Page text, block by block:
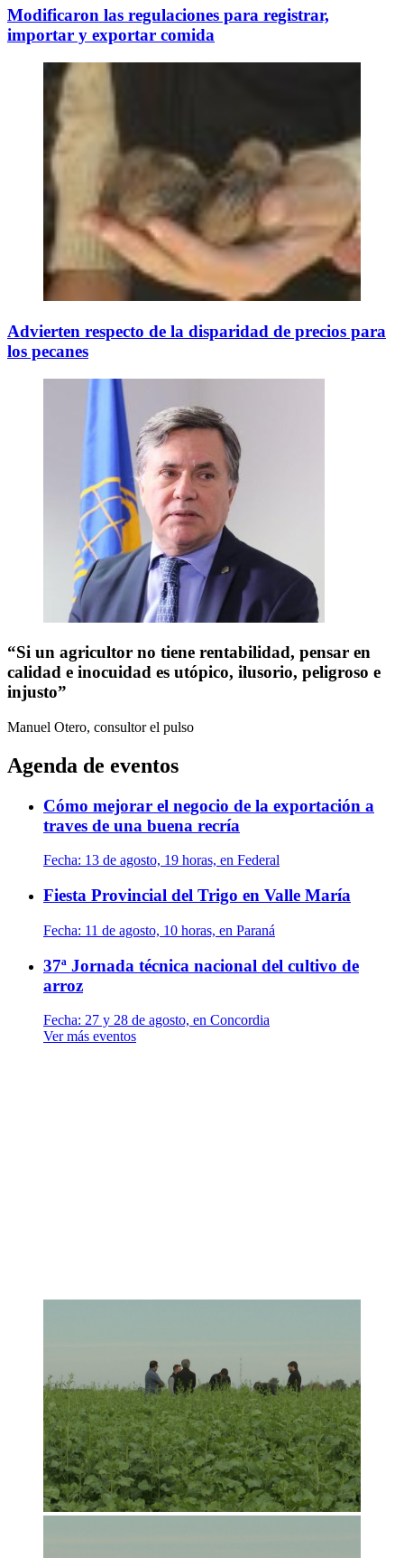
Modificaron las regulaciones para registrar,
importar y exportar comida
Advierten respecto de la disparidad de precios para
los pecanes
“Si un agricultor no tiene rentabilidad, pensar en
calidad e inocuidad es utópico, ilusorio, peligroso e
injusto”
Manuel Otero, consultor el pulso
Agenda de eventos
Cómo mejorar el negocio de la exportación a
traves de una buena recría
Fecha: 13 de agosto, 19 horas, en Federal
Fiesta Provincial del Trigo en Valle María
Fecha: 11 de agosto, 10 horas, en Paraná
37ª Jornada técnica nacional del cultivo de
arroz
Fecha: 27 y 28 de agosto, en Concordia
Ver más eventos